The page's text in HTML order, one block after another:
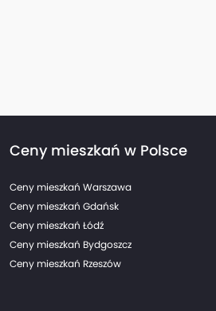
Ceny mieszkań w Polsce
Ceny mieszkań Warszawa
Ceny mieszkań Gdańsk
Ceny mieszkań Łódź
Ceny mieszkań Bydgoszcz
Ceny mieszkań Rzeszów